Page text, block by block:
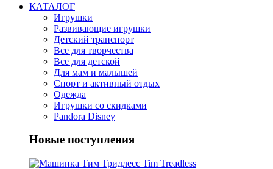
КАТАЛОГ
Игрушки
Развивающие игрушки
Детский транспорт
Все для творчества
Все для детской
Для мам и малышей
Спорт и активный отдых
Одежда
Игрушки со скидками
Pandora Disney
Новые поступления